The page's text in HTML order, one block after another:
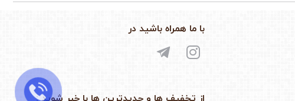
با ما همراه باشید در